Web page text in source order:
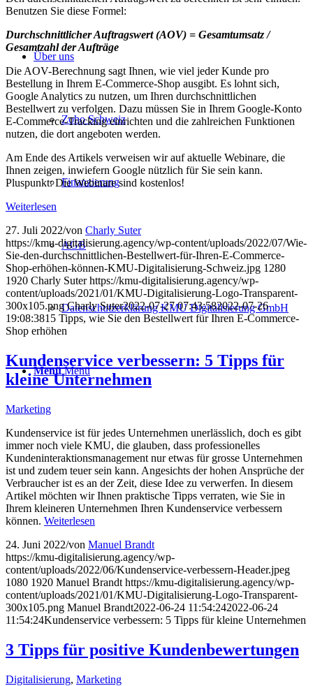
Über uns
Zoho Schweiz
Finanzierung
AGB
Datenschutzerklärung KMU Digitalisierung GmbH
Menü Menü
Benutzen Sie diese Formel:
Durchschnittlicher Auftragswert (AOV) = Gesamtumsatz /
Gesamtzahl der Aufträge
Die AOV-Berechnung sagt Ihnen, wie viel jeder Kunde pro
Bestellung in Ihrem E-Commerce-Shop ausgibt. Es lohnt sich,
Google Analytics zu nutzen, um Ihren durchschnittlichen
Bestellwert zu verfolgen. Dazu müssen Sie in Ihrem Google-Konto
E-Commerce-Tracking einrichten und die zahlreichen Funktionen
nutzen, die dort angeboten werden.
Am Ende des Artikels verweisen wir auf aktuelle Webinare, die
Ihnen zeigen, inwiefern Google nützlich für Sie sein kann.
Pluspunkt: Die Webinare sind kostenlos!
Weiterlesen
27. Juli 2022/von Charly Suter
https://kmu-digitalisierung.agency/wp-content/uploads/2022/07/Wie-
Sie-den-durchschnittlichen-Bestellwert-für-Ihren-E-Commerce-
Shop-erhöhen-können-KMU-Digitalisierung-Schweiz.jpg 1280
1920 Charly Suter https://kmu-digitalisierung.agency/wp-
content/uploads/2021/01/KMU-Digitalisierung-Logo-Transparent-
300x105.png Charly Suter2022-07-27 07:43:582022-07-26
19:08:3815 Tipps, wie Sie den Bestellwert für Ihren E-Commerce-
Shop erhöhen
Kundenservice verbessern: 5 Tipps für
kleine Unternehmen
Marketing
Kundenservice ist für jedes Unternehmen unerlässlich, doch es gibt
immer noch viele KMU, die glauben, dass professionelles
Kundeninteraktionsmanagement nur etwas für grosse Unternehmen
ist und zudem teuer sein kann. Angesichts der hohen Ansprüche der
Verbraucher ist es an der Zeit, diese Idee zu verwerfen. In diesem
Artikel möchten wir Ihnen praktische Tipps verraten, wie Sie in
Ihrem kleineren Unternehmen Ihren Kundenservice verbessern
können. Weiterlesen
24. Juni 2022/von Manuel Brandt
https://kmu-digitalisierung.agency/wp-
content/uploads/2022/06/Kundenservice-verbessern-Header.jpeg
1080 1920 Manuel Brandt https://kmu-digitalisierung.agency/wp-
content/uploads/2021/01/KMU-Digitalisierung-Logo-Transparent-
300x105.png Manuel Brandt2022-06-24 11:54:242022-06-24
11:54:24Kundenservice verbessern: 5 Tipps für kleine Unternehmen
3 Tipps für positive Kundenbewertungen
Digitalisierung, Marketing